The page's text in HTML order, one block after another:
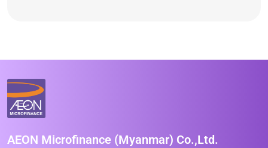
AEON Microfinance (Myanmar) Co.,Ltd.